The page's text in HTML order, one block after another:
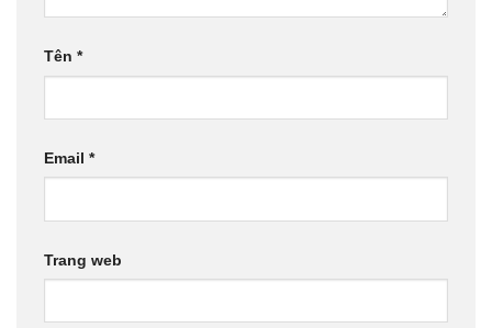
Tên *
Email *
Trang web